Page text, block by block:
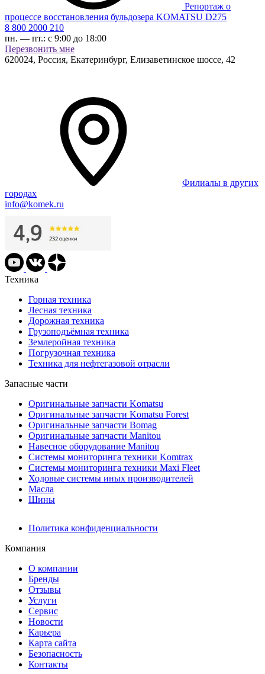
Репортаж о
процессе восстановления бульдозера KOMATSU D275
8 800 2000 210
пн. — пт.: с 9:00 до 18:00
Перезвонить мне
620024, Россия, Екатеринбург, Елизаветинское шоссе, 42
Филиалы в других
городах
info@komek.ru
Техника
Горная техника
Лесная техника
Дорожная техника
Грузоподъёмная техника
Землеройная техника
Погрузочная техника
Техника для нефтегазовой отрасли
Запасные части
Оригинальные запчасти Komatsu
Оригинальные запчасти Komatsu Forest
Оригинальные запчасти Bomag
Оригинальные запчасти Manitou
Навесное оборудование Manitou
Системы мониторинга техники Komtrax
Системы мониторинга техники Maxi Fleet
Ходовые системы иных производителей
Масла
Шины
Политика конфиденциальности
Компания
О компании
Бренды
Отзывы
Услуги
Сервис
Новости
Карьера
Карта сайта
Безопасность
Контакты